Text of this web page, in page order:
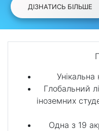
ДІЗНАТИСЬ БІЛЬШЕ
Глобальний
іноземних
Одна з 19